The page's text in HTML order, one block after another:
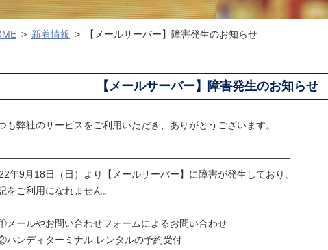
新着情報 【メールサーバー】障害発生のお知らせ
【メールサーバー】障害発生のお知らせ
も弊社のサービスをご利用いただき、ありがとうございます。
年9月18日（日）より【メールサーバー】に障害が発生しており、
をご利用になれません。
ールやお問い合わせフォームによるお問い合わせ
ンディターミナル レンタルの予約受付